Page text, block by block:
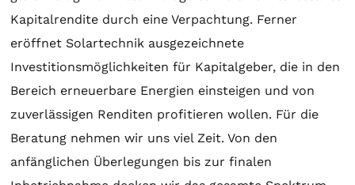
Kapitalrendite durch eine Verpachtung. Ferner
eröffnet Solartechnik ausgezeichnete
Investitionsmöglichkeiten für Kapitalgeber, die in den
Bereich erneuerbare Energien einsteigen und von
zuverlässigen Renditen profitieren wollen. Für die
Beratung nehmen wir uns viel Zeit. Von den
anfänglichen Überlegungen bis zur finalen